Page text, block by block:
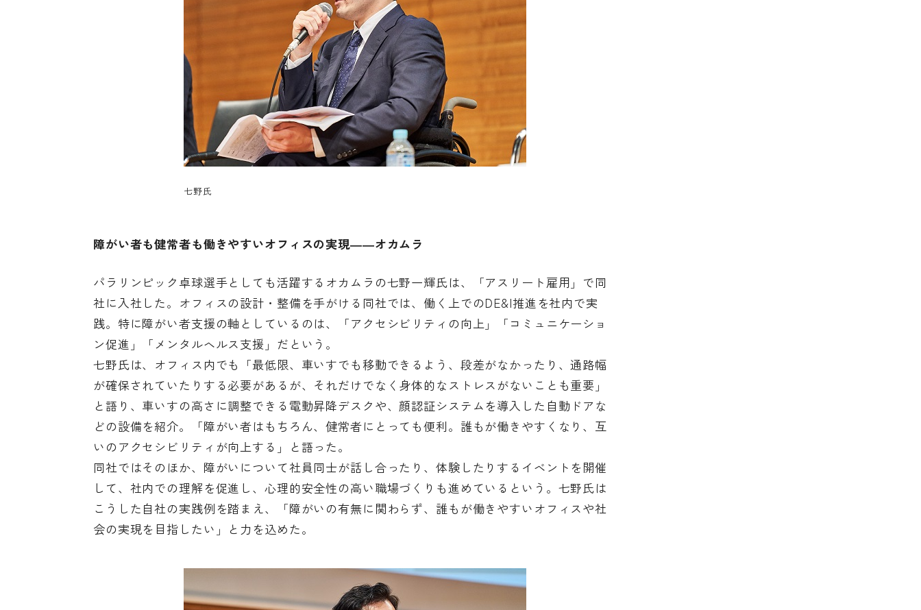
七野氏
障がい者も健常者も働きやすいオフィスの実現――オカムラ
パラリンピック卓球選手としても活躍するオカムラの七野一輝氏は、「アスリート雇用」で同
社に入社した。オフィスの設計・整備を手がける同社では、働く上でのDE&I推進を社内で実
践。特に障がい者支援の軸としているのは、「アクセシビリティの向上」「コミュニケーショ
ン促進」「メンタルヘルス支援」だという。
七野氏は、オフィス内でも「最低限、車いすでも移動できるよう、段差がなかったり、通路幅
が確保されていたりする必要があるが、それだけでなく身体的なストレスがないことも重要」
と語り、車いすの高さに調整できる電動昇降デスクや、顔認証システムを導入した自動ドアな
どの設備を紹介。「障がい者はもちろん、健常者にとっても便利。誰もが働きやすくなり、互
いのアクセシビリティが向上する」と語った。
同社ではそのほか、障がいについて社員同士が話し合ったり、体験したりするイベントを開催
して、社内での理解を促進し、心理的安全性の高い職場づくりも進めているという。七野氏は
こうした自社の実践例を踏まえ、「障がいの有無に関わらず、誰もが働きやすいオフィスや社
会の実現を目指したい」と力を込めた。